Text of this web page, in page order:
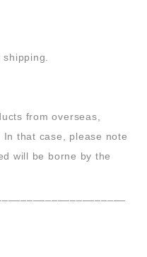
from overseas,
that case, please note
will be borne by the